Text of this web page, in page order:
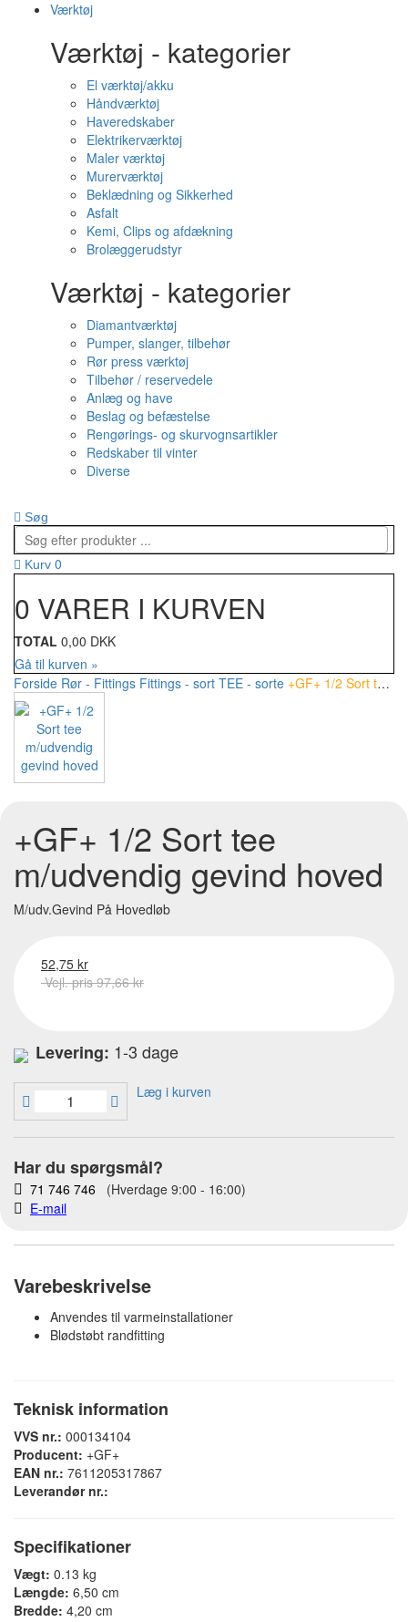
Værktøj
Værktøj - kategorier
El værktøj/akku
Håndværktøj
Haveredskaber
Elektrikerværktøj
Maler værktøj
Murerværktøj
Beklædning og Sikkerhed
Asfalt
Kemi, Clips og afdækning
Brolæggerudstyr
Værktøj - kategorier
Diamantværktøj
Pumper, slanger, tilbehør
Rør press værktøj
Tilbehør / reservedele
Anlæg og have
Beslag og befæstelse
Rengørings- og skurvognsartikler
Redskaber til vinter
Diverse
Søg
Kurv 0
0 VARER I KURVEN
TOTAL 0,00 DKK
Gå til kurven »
Forside Rør - Fittings Fittings - sort TEE - sorte +GF+ 1/2 Sort tee m/udvendig gevind hoved
+GF+ 1/2 Sort tee
m/udvendig gevind hoved
M/udv.Gevind På Hovedløb
52,75 kr
Vejl. pris 97,66 kr
Levering: 1-3 dage
Læg i kurven
Har du spørgsmål?
71 746 746 (Hverdage 9:00 - 16:00)
E-mail
Varebeskrivelse
Anvendes til varmeinstallationer
Blødstøbt randfitting
Teknisk information
VVS nr.: 000134104
Producent: +GF+
EAN nr.: 7611205317867
Leverandør nr.:
Specifikationer
Vægt: 0.13 kg
Længde: 6,50 cm
Bredde: 4,20 cm